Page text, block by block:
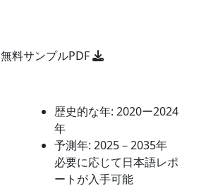
無料サンプルPDF
歴史的な年: 2020ー2024
年
予測年: 2025－2035年
必要に応じて日本語レポ
ートが入手可能